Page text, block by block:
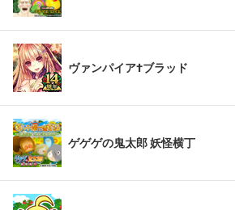
ヴァンパイア†ブラッド
ゲゲゲの鬼太郎 妖怪横丁